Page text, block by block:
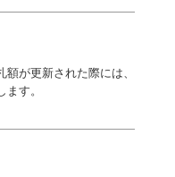
が更新された際には、
す。